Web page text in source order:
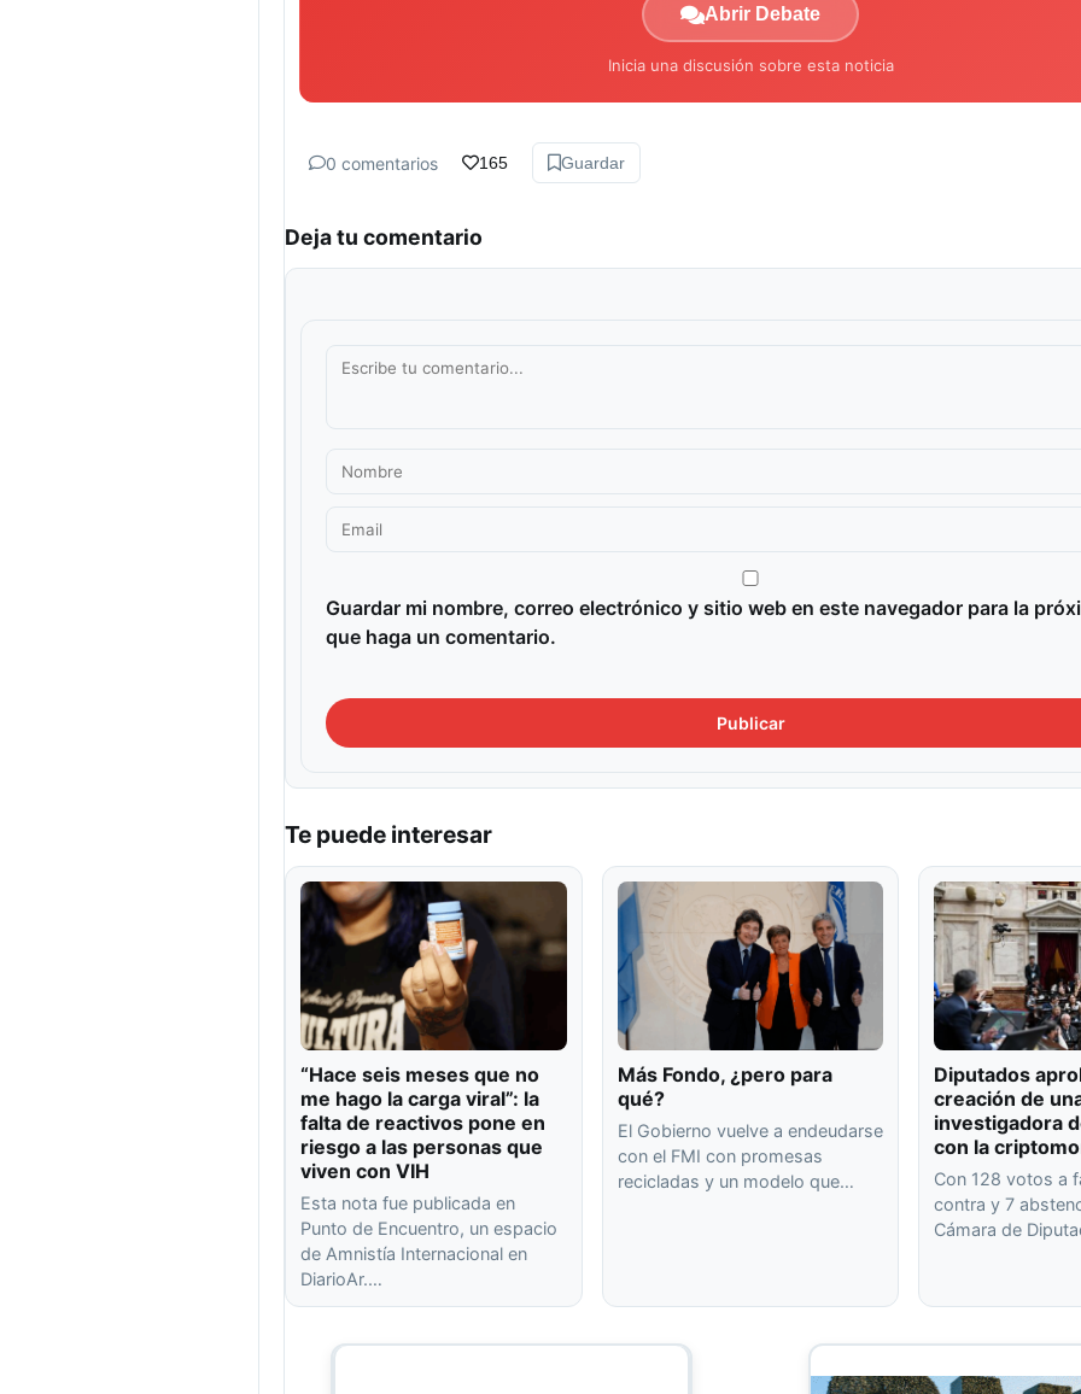
Abrir Debate
Inicia una discusión sobre esta noticia
0 comentarios 165 Guardar
Deja tu comentario
Guardar mi nombre, correo electrónico y sitio web en este navegador para la
que haga un comentario.
Te puede interesar
“Hace seis meses que no
me hago la carga viral”: la
falta de reactivos pone en
riesgo a las personas que
viven con VIH
Esta nota fue publicada en
Punto de Encuentro, un espacio
de Amnistía Internacional en
DiarioAr.…
Más Fondo, ¿pero para
qué?
El Gobierno vuelve a endeudarse
con el FMI con promesas
recicladas y un modelo que…
Diputados
creación de
investigadora
con la
Con 128 votos a
contra y 7
Cámara de